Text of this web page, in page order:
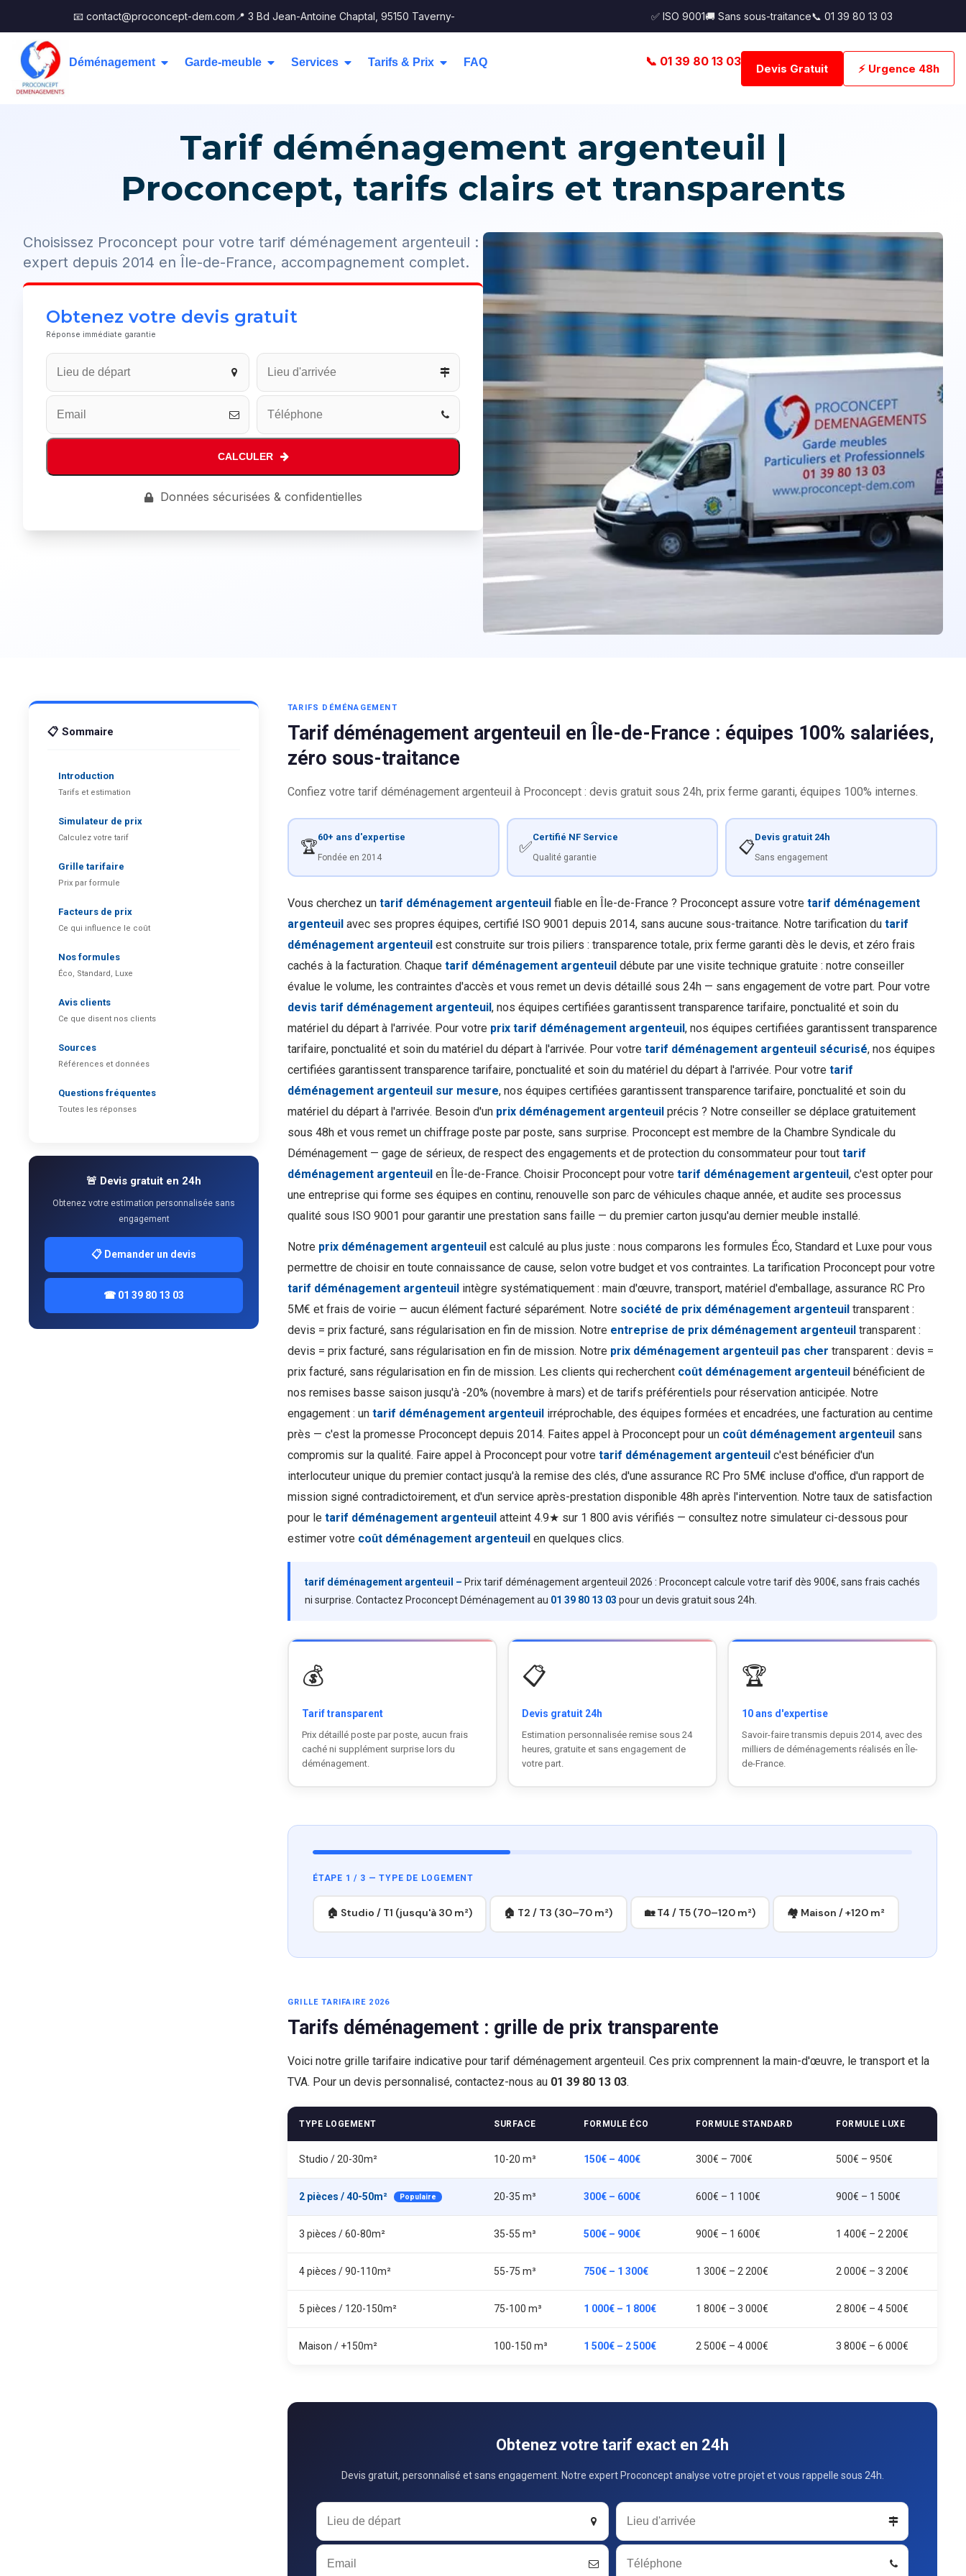
📧 contact@proconcept-dem.com 📍 3 Bd Jean-Antoine Chaptal, 95150 Taverny- ✅ ISO 9001🚚 Sans sous-traitance📞 01 39 80 13 03
Déménagement Garde-meuble Services Tarifs & Prix FAQ 📞 01 39 80 13 03
Devis Gratuit ⚡ Urgence 48h
Tarif déménagement argenteuil |
Proconcept, tarifs clairs et transparents
Choisissez Proconcept pour votre tarif déménagement argenteuil :
expert depuis 2014 en Île-de-France, accompagnement complet.
Obtenez votre devis gratuit
Réponse immédiate garantie
CALCULER
Données sécurisées & confidentielles
📋 Sommaire
Introduction
Tarifs et estimation
Simulateur de prix
Calculez votre tarif
Grille tarifaire
Prix par formule
Facteurs de prix
Ce qui influence le coût
Nos formules
Éco, Standard, Luxe
Avis clients
Ce que disent nos clients
Sources
Références et données
Questions fréquentes
Toutes les réponses
🚨 Devis gratuit en 24h
Obtenez votre estimation personnalisée sans
engagement
📋 Demander un devis
☎ 01 39 80 13 03
TARIFS DÉMÉNAGEMENT
Tarif déménagement argenteuil en Île-de-France : équipes 100% salariées,
zéro sous-traitance
Confiez votre tarif déménagement argenteuil à Proconcept : devis gratuit sous 24h, prix ferme garanti, équipes 100% internes.
🏆
60+ ans d'expertise
Fondée en 2014
✅
Certifié NF Service
Qualité garantie
📋
Devis gratuit 24h
Sans engagement
Vous cherchez un tarif déménagement argenteuil fiable en Île-de-France ? Proconcept assure votre tarif déménagement
argenteuil avec ses propres équipes, certifié ISO 9001 depuis 2014, sans aucune sous-traitance. Notre tarification du tarif
déménagement argenteuil est construite sur trois piliers : transparence totale, prix ferme garanti dès le devis, et zéro frais
cachés à la facturation. Chaque tarif déménagement argenteuil débute par une visite technique gratuite : notre conseiller
évalue le volume, les contraintes d'accès et vous remet un devis détaillé sous 24h — sans engagement de votre part. Pour votre
devis tarif déménagement argenteuil, nos équipes certifiées garantissent transparence tarifaire, ponctualité et soin du
matériel du départ à l'arrivée. Pour votre prix tarif déménagement argenteuil, nos équipes certifiées garantissent transparence
tarifaire, ponctualité et soin du matériel du départ à l'arrivée. Pour votre tarif déménagement argenteuil sécurisé, nos équipes
certifiées garantissent transparence tarifaire, ponctualité et soin du matériel du départ à l'arrivée. Pour votre tarif
déménagement argenteuil sur mesure, nos équipes certifiées garantissent transparence tarifaire, ponctualité et soin du
matériel du départ à l'arrivée. Besoin d'un prix déménagement argenteuil précis ? Notre conseiller se déplace gratuitement
sous 48h et vous remet un chiffrage poste par poste, sans surprise. Proconcept est membre de la Chambre Syndicale du
Déménagement — gage de sérieux, de respect des engagements et de protection du consommateur pour tout tarif
déménagement argenteuil en Île-de-France. Choisir Proconcept pour votre tarif déménagement argenteuil, c'est opter pour
une entreprise qui forme ses équipes en continu, renouvelle son parc de véhicules chaque année, et audite ses processus
qualité sous ISO 9001 pour garantir une prestation sans faille — du premier carton jusqu'au dernier meuble installé.
Notre prix déménagement argenteuil est calculé au plus juste : nous comparons les formules Éco, Standard et Luxe pour vous
permettre de choisir en toute connaissance de cause, selon votre budget et vos contraintes. La tarification Proconcept pour votre
tarif déménagement argenteuil intègre systématiquement : main d'œuvre, transport, matériel d'emballage, assurance RC Pro
5M€ et frais de voirie — aucun élément facturé séparément. Notre société de prix déménagement argenteuil transparent :
devis = prix facturé, sans régularisation en fin de mission. Notre entreprise de prix déménagement argenteuil transparent :
devis = prix facturé, sans régularisation en fin de mission. Notre prix déménagement argenteuil pas cher transparent : devis =
prix facturé, sans régularisation en fin de mission. Les clients qui recherchent coût déménagement argenteuil bénéficient de
nos remises basse saison jusqu'à -20% (novembre à mars) et de tarifs préférentiels pour réservation anticipée. Notre
engagement : un tarif déménagement argenteuil irréprochable, des équipes formées et encadrées, une facturation au centime
près — c'est la promesse Proconcept depuis 2014. Faites appel à Proconcept pour un coût déménagement argenteuil sans
compromis sur la qualité. Faire appel à Proconcept pour votre tarif déménagement argenteuil c'est bénéficier d'un
interlocuteur unique du premier contact jusqu'à la remise des clés, d'une assurance RC Pro 5M€ incluse d'office, d'un rapport de
mission signé contradictoirement, et d'un service après-prestation disponible 48h après l'intervention. Notre taux de satisfaction
pour le tarif déménagement argenteuil atteint 4.9★ sur 1 800 avis vérifiés — consultez notre simulateur ci-dessous pour
estimer votre coût déménagement argenteuil en quelques clics.
tarif déménagement argenteuil – Prix tarif déménagement argenteuil 2026 : Proconcept calcule votre tarif dès 900€, sans frais cachés
ni surprise. Contactez Proconcept Déménagement au 01 39 80 13 03 pour un devis gratuit sous 24h.
💰
Tarif transparent
Prix détaillé poste par poste, aucun frais
caché ni supplément surprise lors du
déménagement.
📋
Devis gratuit 24h
Estimation personnalisée remise sous 24
heures, gratuite et sans engagement de
votre part.
🏆
10 ans d'expertise
Savoir-faire transmis depuis 2014, avec des
milliers de déménagements réalisés en Île-
de-France.
ÉTAPE 1 / 3 — TYPE DE LOGEMENT
🏠 Studio / T1 (jusqu'à 30 m²) 🏠 T2 / T3 (30–70 m²) 🏡 T4 / T5 (70–120 m²) 🏘 Maison / +120 m²
GRILLE TARIFAIRE 2026
Tarifs déménagement : grille de prix transparente
Voici notre grille tarifaire indicative pour tarif déménagement argenteuil. Ces prix comprennent la main-d'œuvre, le transport et la
TVA. Pour un devis personnalisé, contactez-nous au 01 39 80 13 03.
TYPE LOGEMENT SURFACE FORMULE ÉCO FORMULE STANDARD FORMULE LUXE
Studio / 20-30m² 10-20 m³ 150€ – 400€ 300€ – 700€ 500€ – 950€
2 pièces / 40-50m² Populaire 20-35 m³ 300€ – 600€ 600€ – 1 100€ 900€ – 1 500€
3 pièces / 60-80m² 35-55 m³ 500€ – 900€ 900€ – 1 600€ 1 400€ – 2 200€
4 pièces / 90-110m² 55-75 m³ 750€ – 1 300€ 1 300€ – 2 200€ 2 000€ – 3 200€
5 pièces / 120-150m² 75-100 m³ 1 000€ – 1 800€ 1 800€ – 3 000€ 2 800€ – 4 500€
Maison / +150m² 100-150 m³ 1 500€ – 2 500€ 2 500€ – 4 000€ 3 800€ – 6 000€
Obtenez votre tarif exact en 24h
Devis gratuit, personnalisé et sans engagement. Notre expert Proconcept analyse votre projet et vous rappelle sous 24h.